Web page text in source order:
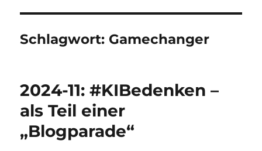
Schlagwort: Gamechanger
2024-11: #KIBedenken –
als Teil einer
„Blogparade“